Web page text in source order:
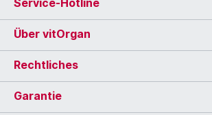
Service-Hotline
Über vitOrgan
Rechtliches
Garantie